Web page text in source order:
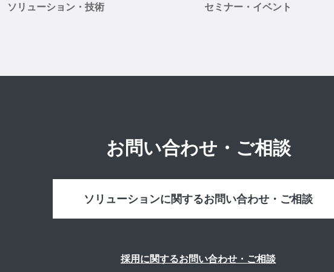
ソリューション・技術 セミナー・イベント
お問い合わせ・ご相談
ソリューションに関するお問い合わせ・ご相談
採用に関するお問い合わせ・ご相談